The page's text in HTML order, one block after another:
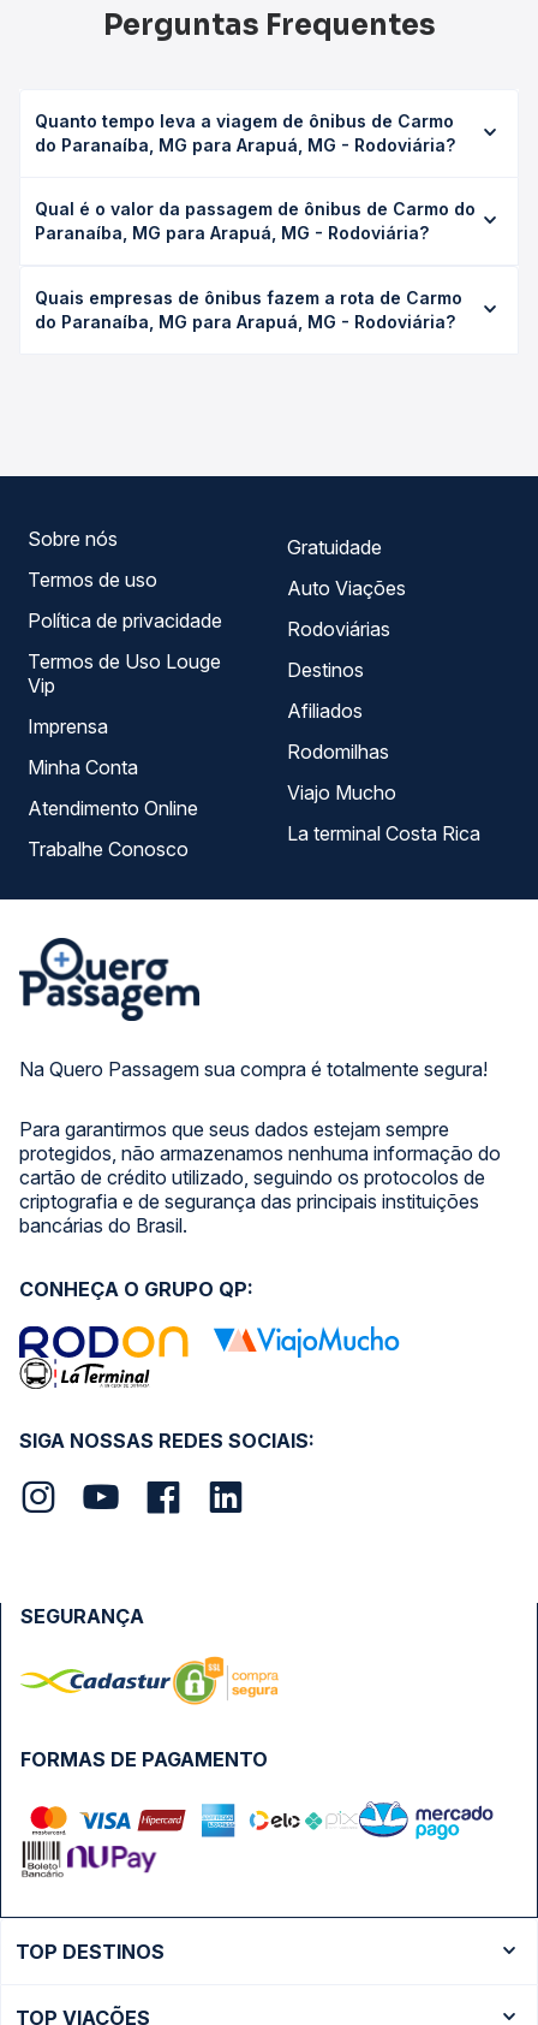
Perguntas Frequentes
Quanto tempo leva a viagem de ônibus de Carmo
do Paranaíba, MG para Arapuá, MG - Rodoviária?
Arapuá, MG - Rodoviária leva em média 0 horas, podendo
variar conforme a viação, o tipo de serviço (convencional,
duração exata de cada opção na data desejada.
Qual é o valor da passagem de ônibus de Carmo do
Paranaíba, MG para Arapuá, MG - Rodoviária?
MG para Arapuá, MG - Rodoviária custa em média não
identificado e varia conforme a data da viagem, a
Quais empresas de ônibus fazem a rota de Carmo
do Paranaíba, MG para Arapuá, MG - Rodoviária?
Na Quero Passagem sua compra é totalmente segura!
Para garantirmos que seus dados estejam sempre
protegidos, não armazenamos nenhuma informação do
cartão de crédito utilizado, seguindo os protocolos de
criptografia e de segurança das principais instituições
bancárias do Brasil.
Sobre nós
Termos de uso
Política de privacidade
Termos de Uso Louge
Vip
Imprensa
Minha Conta
Atendimento Online
Trabalhe Conosco
Gratuidade
Auto Viações
Rodoviárias
Destinos
Afiliados
Rodomilhas
Viajo Mucho
La terminal Costa Rica
SIGA NOSSAS REDES SOCIAIS:
CONHEÇA O GRUPO QP:
FORMAS DE PAGAMENTO
SEGURANÇA
TOP DESTINOS
TOP VIAÇÕES